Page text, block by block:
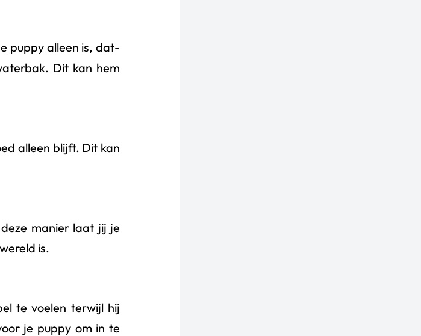
puppy alleen is, dat-
Dit kan hem
alleen blijft. Dit kan
manier laat jij je
is.
te voelen terwijl hij
je puppy om in te